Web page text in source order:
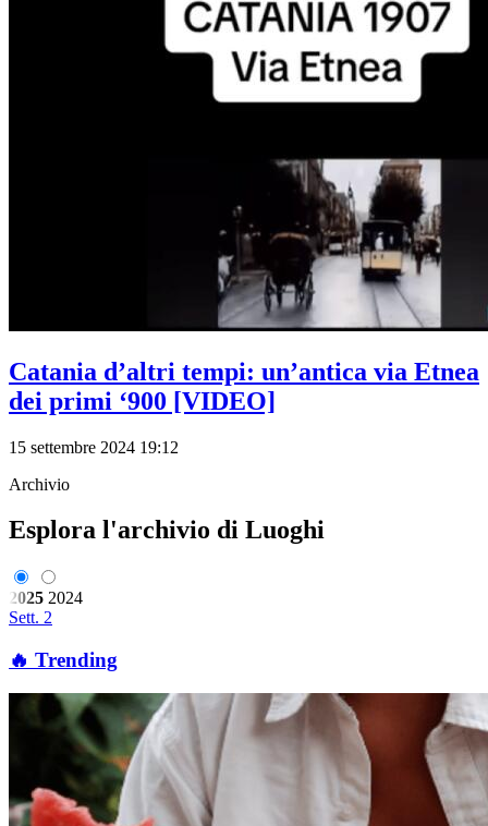
Catania d’altri tempi: un’antica via Etnea
dei primi ‘900 [VIDEO]
15 settembre 2024 19:12
Archivio
Esplora l'archivio di Luoghi
2025 2024
Sett. 2
🔥 Trending